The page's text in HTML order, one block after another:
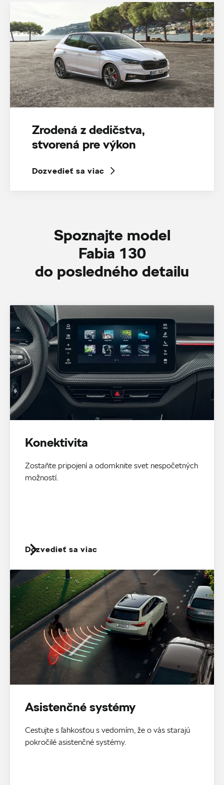
Zrodená z dedičstva,
stvorená pre výkon
Dozvedieť sa viac
Spoznajte model
Fabia 130
do posledného detailu
Konektivita
Zostaňte pripojení a odomknite svet nespočetných
možností.
Dozvedieť sa viac
Asistenčné systémy
Cestujte s ľahkosťou s vedomím, že o vás starajú
pokročilé asistenčné systémy.